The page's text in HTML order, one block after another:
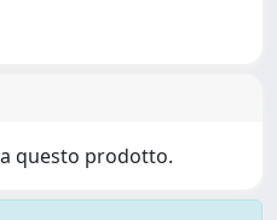
questo prodotto.